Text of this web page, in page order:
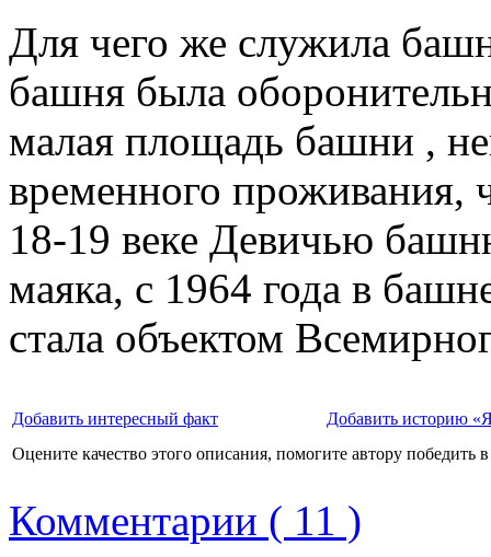
Для чего же служила
башня была
малая площадь башни ,
временного проживания,
18-19 веке Девичью
маяка, с 1964 года в
стала объектом
Добавить интересный факт
Добавить историю
Оцените качество этого описания, помогите автору победить
Комментарии ( 11 )